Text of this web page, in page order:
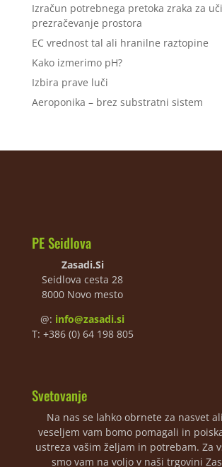
Izračun potrebnega pretoka zraka za
prezračevanje prostora
EC vrednost tal ali hranilne raztopine
Kako izmerimo pH?
Izbira prave luči
Aeroponika – brez substratni sistem
PE Seidlova
Zasadi.Si
Seidlova cesta 28
8000 Novo mesto
@: info@zasadi.si
T: +386 (0) 64 198 805
Svetovanje
Na nas se lahko obrnete za nasvet
veseljem vam bomo pomagali in
ustreza vašim željam in potrebam. Za
smo vam na voljo v naši trgovini